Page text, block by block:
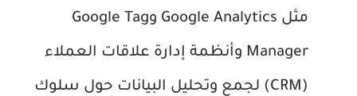
مثل Google Analytics وGoogle Tag
Manager وأنظمة إدارة علاقات العملاء
(CRM) لجمع وتحليل البيانات حول سلوك